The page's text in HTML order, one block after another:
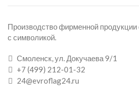
Производство фирменной продукции
с символикой.
Смоленск, ул. Докучаева 9/1
+7 (499) 212-01-32
24@evroflag24.ru